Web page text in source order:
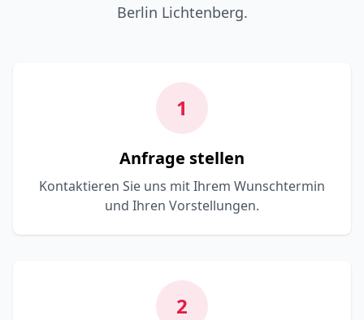
Berlin Lichtenberg.
1
Anfrage stellen
Kontaktieren Sie uns mit Ihrem Wunschtermin
und Ihren Vorstellungen.
2